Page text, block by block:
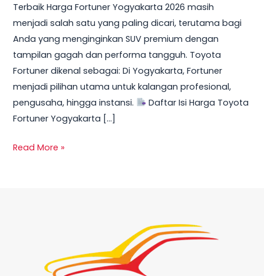
Terbaik Harga Fortuner Yogyakarta 2026 masih
menjadi salah satu yang paling dicari, terutama bagi
Anda yang menginginkan SUV premium dengan
tampilan gagah dan performa tangguh. Toyota
Fortuner dikenal sebagai: Di Yogyakarta, Fortuner
menjadi pilihan utama untuk kalangan profesional,
pengusaha, hingga instansi.
Daftar Isi Harga Toyota
Fortuner Yogyakarta […]
Promo,
DP
Ringan
&
Cicilan
Mulai
10
Jutaan
Read More »